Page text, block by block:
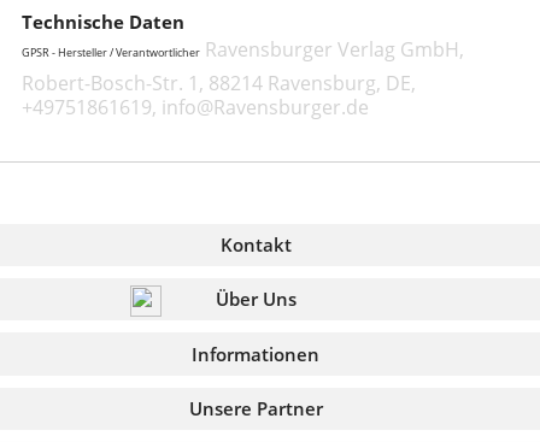
Technische Daten
GPSR - Hersteller / Verantwortlicher Ravensburger Verlag GmbH,
Robert-Bosch-Str. 1, 88214 Ravensburg, DE,
+49751861619, info@Ravensburger.de
Kontakt
Über Uns
Informationen
Unsere Partner